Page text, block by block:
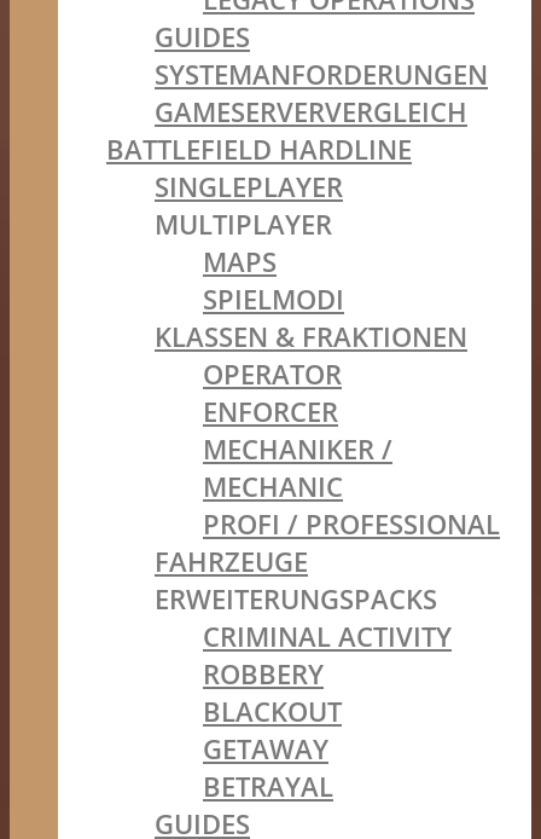
GUIDES
SYSTEMANFORDERUNGEN
GAMESERVERVERGLEICH
BATTLEFIELD HARDLINE
SINGLEPLAYER
MULTIPLAYER
MAPS
SPIELMODI
KLASSEN & FRAKTIONEN
OPERATOR
ENFORCER
MECHANIKER /
MECHANIC
PROFI / PROFESSIONAL
FAHRZEUGE
ERWEITERUNGSPACKS
CRIMINAL ACTIVITY
ROBBERY
BLACKOUT
GETAWAY
BETRAYAL
GUIDES